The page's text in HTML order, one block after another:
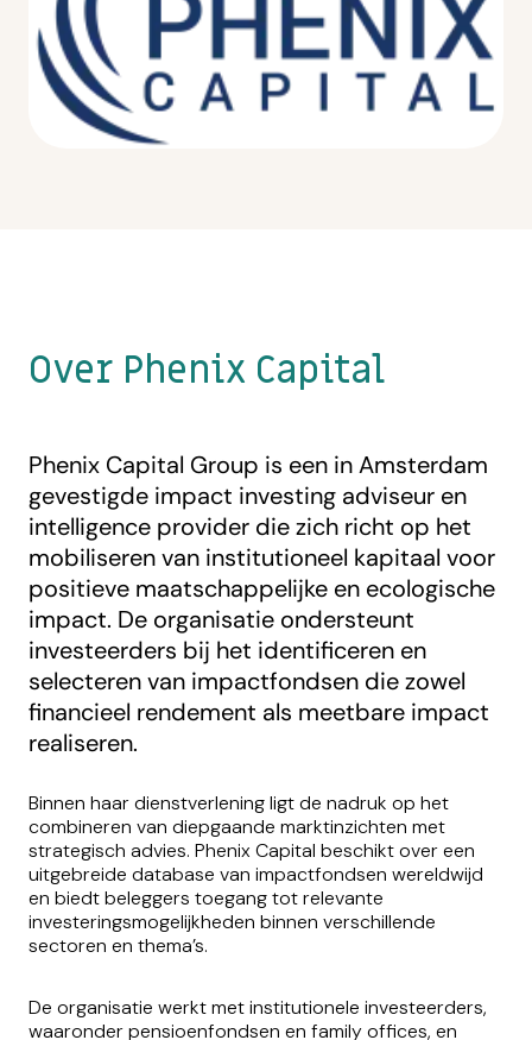
Over Phenix Capital
Phenix Capital Group is een in Amsterdam
gevestigde impact investing adviseur en
intelligence provider die zich richt op het
mobiliseren van institutioneel kapitaal voor
positieve maatschappelijke en ecologische
impact. De organisatie ondersteunt
investeerders bij het identificeren en
selecteren van impactfondsen die zowel
financieel rendement als meetbare impact
realiseren.
Binnen haar dienstverlening ligt de nadruk op het
combineren van diepgaande marktinzichten met
strategisch advies. Phenix Capital beschikt over een
uitgebreide database van impactfondsen wereldwijd
en biedt beleggers toegang tot relevante
investeringsmogelijkheden binnen verschillende
sectoren en thema’s.
De organisatie werkt met institutionele investeerders,
waaronder pensioenfondsen en family offices, en